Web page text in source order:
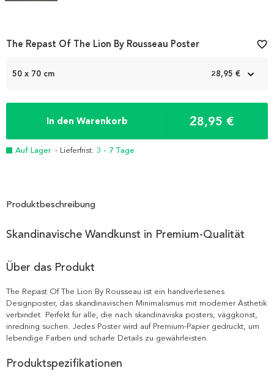
Item
50 x 70 cm 28,95 €
In den Warenkorb 28,95 €
Auf Lager - Lieferfrist: 3 - 7 Tage
The Repast Of The Lion By Rousseau Poster favorite_border
Produktbeschreibung
Skandinavische Wandkunst in Premium-Qualität
Über das Produkt
The Repast Of The Lion By Rousseau ist ein handverlesenes
Designposter, das skandinavischen Minimalismus mit moderner Ästhetik
verbindet. Perfekt für alle, die nach skandinaviska posters, väggkonst,
inredning suchen. Jedes Poster wird auf Premium-Papier gedruckt, um
lebendige Farben und scharfe Details zu gewährleisten.
Produktspezifikationen